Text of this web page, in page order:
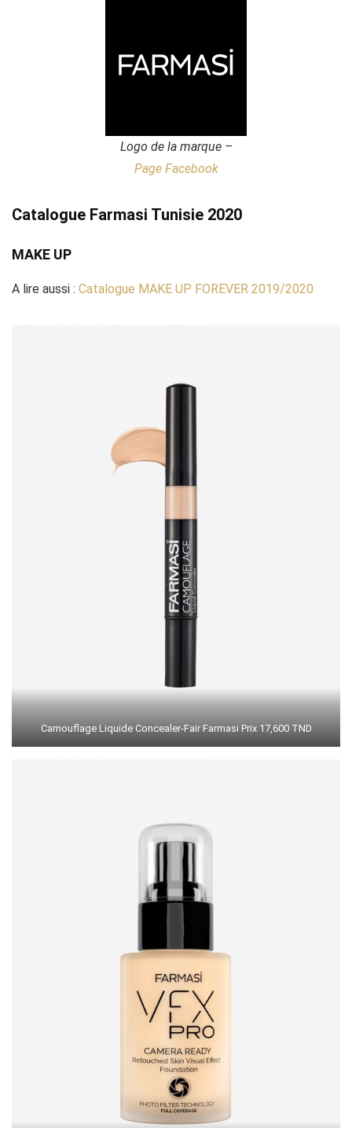
Logo de la marque –
Page Facebook
Catalogue Farmasi Tunisie 2020
MAKE UP
A lire aussi : Catalogue MAKE UP FOREVER 2019/2020
Camouflage Liquide Concealer-Fair Farmasi Prix 17,600 TND